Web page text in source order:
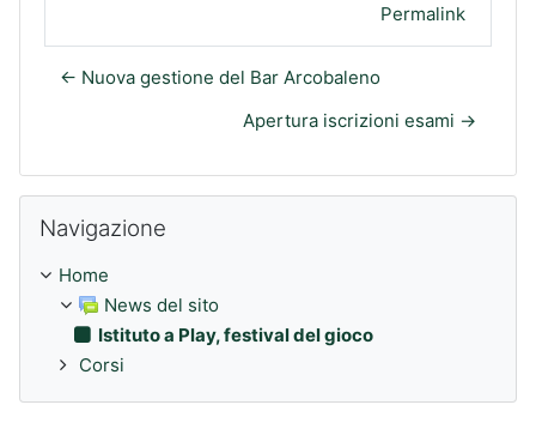
Permalink
← Nuova gestione del Bar Arcobaleno
Apertura iscrizioni esami →
Navigazione
Home
News del sito
Istituto a Play, festival del gioco
Corsi